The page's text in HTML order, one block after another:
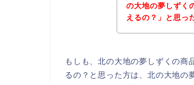
の大地の夢しずく
えるの？」と思っ
もしも、北の大地の夢しずくの商
るの？と思った方は、北の大地の